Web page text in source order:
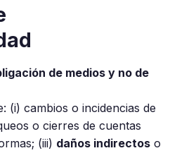
de medios y no de
(i) cambios o incidencias de
o cierres de cuentas
(iii) daños indirectoso